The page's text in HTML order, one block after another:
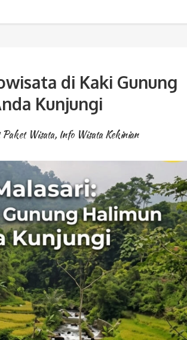
di Kaki Gunung
Kunjungi
Paket Wisata, Info Wisata Kekinian